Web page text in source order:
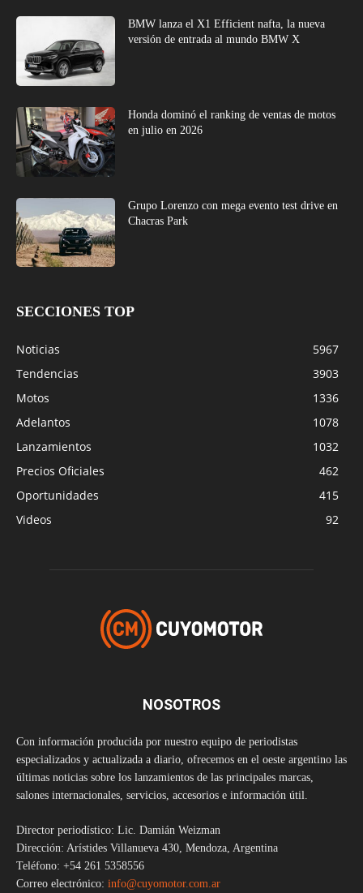
BMW lanza el X1 Efficient nafta, la nueva
versión de entrada al mundo BMW X
Honda dominó el ranking de ventas de motos
en julio en 2026
Grupo Lorenzo con mega evento test drive en
Chacras Park
SECCIONES TOP
Noticias
5967
Tendencias
3903
Motos
1336
Adelantos
1078
Lanzamientos
1032
Precios Oficiales
462
Oportunidades
415
Videos
92
NOSOTROS
Con información producida por nuestro equipo de periodistas
especializados y actualizada a diario, ofrecemos en el oeste argentino las
últimas noticias sobre los lanzamientos de las principales marcas,
salones internacionales, servicios, accesorios e información útil.
Director periodístico: Lic. Damián Weizman
Dirección: Arístides Villanueva 430, Mendoza, Argentina
Teléfono: +54 261 5358556
Correo electrónico: info@cuyomotor.com.ar